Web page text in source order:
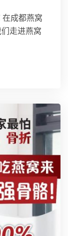
成都燕窝
走进燕窝